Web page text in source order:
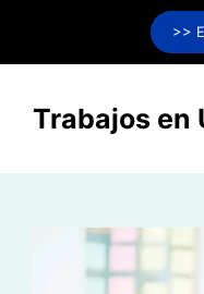
contenido
>>
Trabajos en